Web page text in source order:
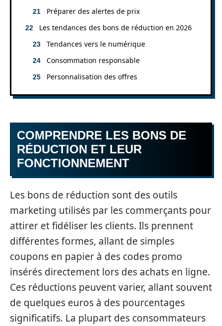
Préparer des alertes de prix
Les tendances des bons de réduction en 2026
Tendances vers le numérique
Consommation responsable
Personnalisation des offres
COMPRENDRE LES BONS DE
RÉDUCTION ET LEUR
FONCTIONNEMENT
Les bons de réduction sont des outils
marketing utilisés par les commerçants pour
attirer et fidéliser les clients. Ils prennent
différentes formes, allant de simples
coupons en papier à des codes promo
insérés directement lors des achats en ligne.
Ces réductions peuvent varier, allant souvent
de quelques euros à des pourcentages
significatifs. La plupart des consommateurs